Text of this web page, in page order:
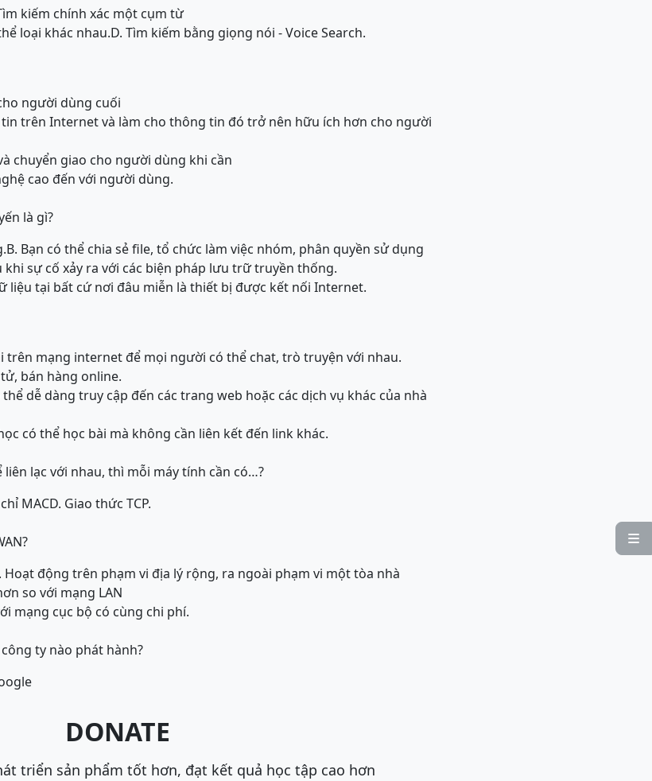

kiếm chính xác một cụm từ
loại khác nhau.D. Tìm kiếm bằng giọng nói - Voice Search.
người dùng cuối
tin trên Internet và làm cho thông tin đó trở nên hữu ích hơn cho người
chuyển giao cho người dùng khi cần
cao đến với người dùng.
là gì?
B. Bạn có thể chia sẻ file, tổ chức làm việc nhóm, phân quyền sử dụng
khi sự cố xảy ra với các biện pháp lưu trữ truyền thống.
liệu tại bất cứ nơi đâu miễn là thiết bị được kết nối Internet.
trên mạng internet để mọi người có thể chat, trò truyện với nhau.
bán hàng online.
dễ dàng truy cập đến các trang web hoặc các dịch vụ khác của nhà
có thể học bài mà không cần liên kết đến link khác.
lạc với nhau, thì mỗi máy tính cần có…?
MACD. Giao thức TCP.
Hoạt động trên phạm vi địa lý rộng, ra ngoài phạm vi một tòa nhà
so với mạng LAN
mạng cục bộ có cùng chi phí.
ty nào phát hành?
DONATE
triển sản phẩm tốt hơn, đạt kết quả học tập cao hơn